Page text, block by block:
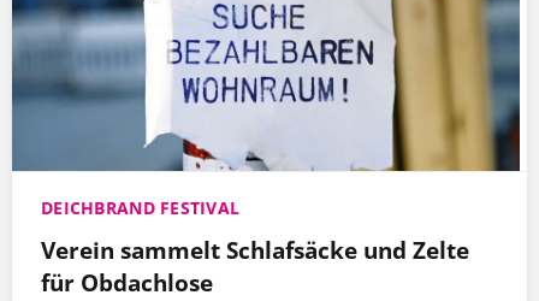
DEICHBRAND FESTIVAL
Verein sammelt Schlafsäcke und Zelte
für Obdachlose